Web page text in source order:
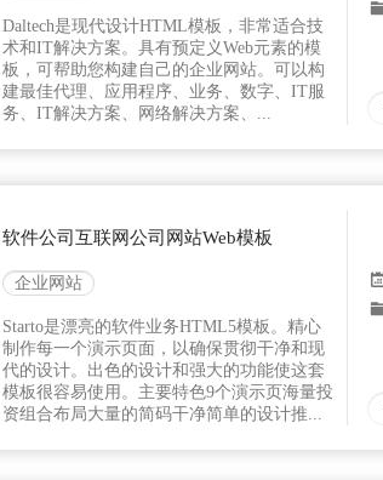
Daltech是现代设计HTML模板，非常适合技
术和IT解决方案。具有预定义Web元素的模
板，可帮助您构建自己的企业网站。可以构
建最佳代理、应用程序、业务、数字、IT服
务、IT解决方案、网络解决方案、...
软件公司互联网公司网站Web模板
企业网站
Starto是漂亮的软件业务HTML5模板。精心
制作每一个演示页面，以确保贯彻干净和现
代的设计。出色的设计和强大的功能使这套
模板很容易使用。主要特色9个演示页海量投
资组合布局大量的简码干净简单的设计推...